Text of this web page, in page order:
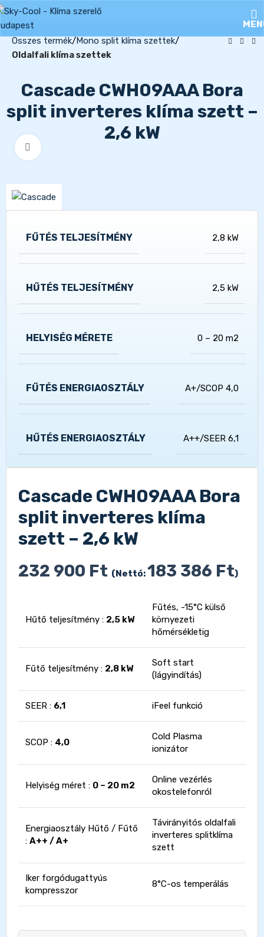
Összes termék Mono split klíma szettek
Oldalfali klíma szettek
Cascade CWH09AAA Bora
split inverteres klíma szett –
2,6 kW
Kattints a nagyításhoz
FŰTÉS TELJESÍTMÉNY 2,8 kW
HŰTÉS TELJESÍTMÉNY 2,5 kW
HELYISÉG MÉRETE 0 – 20 m2
FŰTÉS ENERGIAOSZTÁLY A+/SCOP 4,0
HŰTÉS ENERGIAOSZTÁLY A++/SEER 6,1
Cascade CWH09AAA Bora
split inverteres klíma
szett – 2,6 kW
232 900 Ft (Nettó:183 386 Ft)
Hűtő teljesítmény : 2,5 kW
Fűtés, -15°C külső
környezeti
hőmérsékletig
Fűtő teljesítmény : 2,8 kW
Soft start
(lágyindítás)
SEER : 6,1 iFeel funkció
SCOP : 4,0
Cold Plasma
ionizátor
Helyiség méret : 0 – 20 m2
Online vezérlés
okostelefonról
Energiaosztály Hűtő / Fűtő
: A++ / A+
Távirányitós oldalfali
inverteres splitklíma
szett
Iker forgódugattyús
kompresszor
8°C-os temperálás